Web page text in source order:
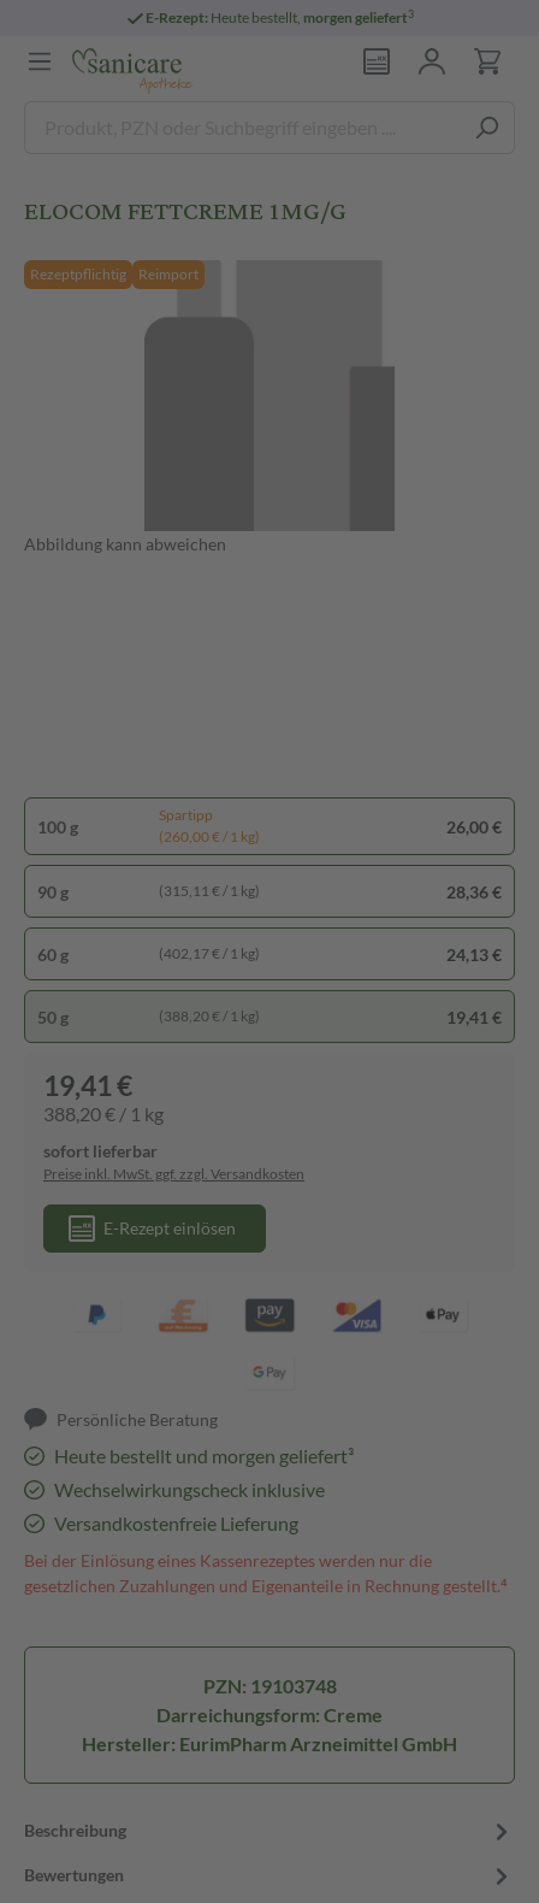
E-Rezept: Heute bestellt, morgen geliefert3
ELOCOM FETTCREME 1MG/G
Rezeptpflichtig Reimport
Abbildung kann abweichen
100 g
Spartipp
(260,00 € / 1 kg)
26,00 €
90 g (315,11 € / 1 kg) 28,36 €
60 g (402,17 € / 1 kg) 24,13 €
50 g (388,20 € / 1 kg) 19,41 €
19,41 €
388,20 € / 1 kg
sofort lieferbar
Preise inkl. MwSt. ggf. zzgl. Versandkosten
E-Rezept einlösen
Persönliche Beratung
Heute bestellt und morgen geliefert³
Wechselwirkungscheck inklusive
Versandkostenfreie Lieferung
Bei der Einlösung eines Kassenrezeptes werden nur die
gesetzlichen Zuzahlungen und Eigenanteile in Rechnung gestellt.⁴
PZN: 19103748
Darreichungsform: Creme
Hersteller: EurimPharm Arzneimittel GmbH
Beschreibung
Bewertungen